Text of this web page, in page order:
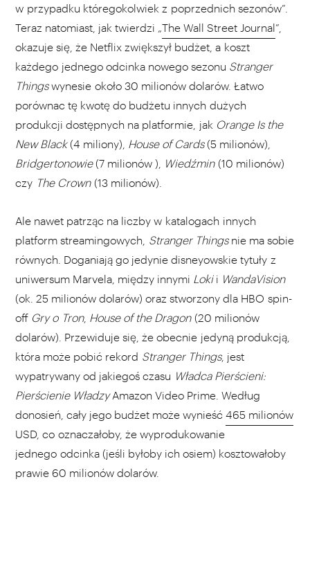
w przypadku któregokolwiek z poprzednich sezonów”.
Teraz natomiast, jak twierdzi „The Wall Street Journal”,
okazuje się, że Netflix zwiększył budżet, a koszt
każdego jednego odcinka nowego sezonu Stranger
Thingswynesie około 30 milionów dolarów. Łatwo
porównac tę kwotę do budżetu innych dużych
produkcji dostępnych na platformie, jak Orange Is the
New Black (4 miliony), House of Cards (5 milionów),
Bridgertonowie (7 milionów ), Wiedźmin(10 milionów)
czy The Crown(13 milionów).
Ale nawet patrząc na liczby w katalogach innych
platform streamingowych, Stranger Thingsnie ma sobie
równych. Doganiają go jedynie disneyowskie tytuły z
uniwersum Marvela, między innymi Lokii WandaVision
(ok. 25 milionów dolarów) oraz stworzony dla HBO spin-
off Gry o Tron, House of the Dragon(20 milionów
dolarów). Przewiduje się, że obecnie jedyną produkcją,
która może pobić rekord Stranger Things, jest
wypatrywany od jakiegoś czasu Władca Pierścieni:
Pierścienie WładzyAmazon Video Prime. Według
donosień, cały jego budżet może wynieść 465 milionów
USD, co oznaczałoby, że wyprodukowanie
jednego odcinka (jeśli byłoby ich osiem) kosztowałoby
prawie 60 milionów dolarów.